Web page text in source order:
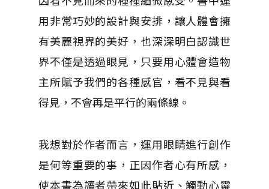
用非常巧妙的設計與安排，讓人體會擁
有美麗視界的美好，也深深明白認識世
界不僅是透過眼見，只要用心體會造物
主所賦予我們的各種感官，看不見與看
得見，不會再是平行的兩條線。
我想對於作者而言，運用眼睛進行創作
是何等重要的事，正因作者心有所感，
使本書為讀者帶來如此貼近、觸動心靈